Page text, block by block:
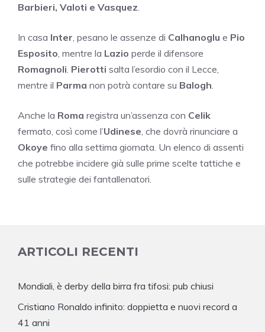
Barbieri, Valoti e Vasquez
In casa Inter , pesano le assenze di Calhanoglu e Pio
Esposito , mentre la Lazio perde il difensore
Romagnoli Pierotti salta l’esordio con il Lecce,
mentre il Parma non potrà contare su Balogh
Anche la Roma registra un’assenza con Celik
fermato, così come l’Udinese , che dovrà rinunciare a
Okoye fino alla settima giornata. Un elenco di assenti
che potrebbe incidere già sulle prime scelte tattiche e
sulle strategie dei fantallenatori.
ARTICOLI RECENTI
Mondiali, è derby della birra fra tifosi: pub chiusi
Cristiano Ronaldo infinito: doppietta e nuovi record a
41 anni